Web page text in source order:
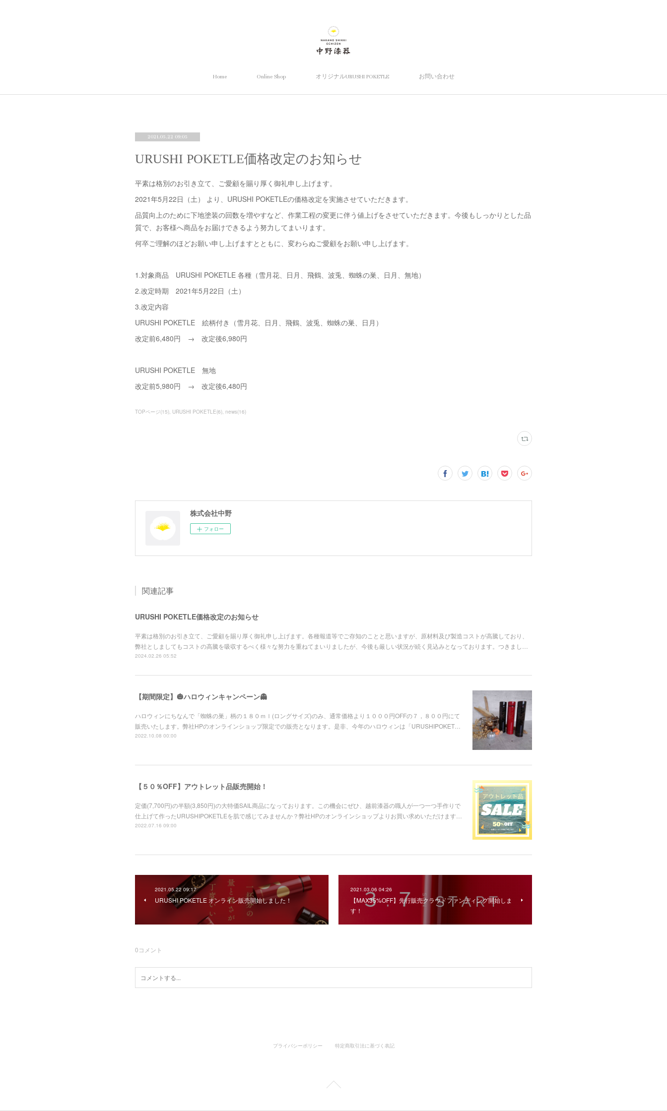
Home Online Shop オリジナルURUSHI POKETLE お問い合わせ
2021.05.22 09:05
URUSHI POKETLE価格改定のお知らせ
平素は格別のお引き立て、ご愛顧を賜り厚く御礼申し上げます。
2021年5月22日（土） より、URUSHI POKETLEの価格改定を実施させていただきます。
品質向上のために下地塗装の回数を増やすなど、作業工程の変更に伴う値上げをさせていただきます。今後もしっかりとした品
質で、お客様へ商品をお届けできるよう努力してまいります。
何卒ご理解のほどお願い申し上げますとともに、変わらぬご愛顧をお願い申し上げます。
1.対象商品 URUSHI POKETLE 各種（雪月花、日月、飛鶴、波兎、蜘蛛の巣、日月、無地）
2.改定時期 2021年5月22日（土）
3.改定内容
URUSHI POKETLE 絵柄付き（雪月花、日月、飛鶴、波兎、蜘蛛の巣、日月）
改定前6,480円 → 改定後6,980円
URUSHI POKETLE 無地
改定前5,980円 → 改定後6,480円
TOPページ(15) URUSHI POKETLE(6) news(16)
株式会社中野
フォロー
関連記事
URUSHI POKETLE価格改定のお知らせ
平素は格別のお引き立て、ご愛顧を賜り厚く御礼申し上げます。各種報道等でご存知のことと思いますが、原材料及び製造コストが高騰しており、
弊社としましてもコストの高騰を吸収するべく様々な努力を重ねてまいりましたが、今後も厳しい状況が続く見込みとなっております。つきまし…
2024.02.26 05:52
【期間限定】🎃ハロウィンキャンペーン👻
ハロウィンにちなんで「蜘蛛の巣」柄の１８０ｍｌ(ロングサイズ)のみ、通常価格より１０００円OFFの７，８００円にて
販売いたします。弊社HPのオンラインショップ限定での販売となります。是非、今年のハロウィンは「URUSHIPOKET…
2022.10.08 00:00
【５０％OFF】アウトレット品販売開始！
定価(7,700円)の半額(3,850円)の大特価SAIL商品になっております。この機会にぜひ、越前漆器の職人が一つ一つ手作りで
仕上げて作ったURUSHIPOKETLEを肌で感じてみませんか？弊社HPのオンラインショップよりお買い求めいただけます…
2022.07.16 09:00
2021.05.22 09:17
URUSHI POKETLE オンライン販売開始しました！
2021.03.06 04:26
【MAX35%OFF】先行販売クラウドファンディング開始しま
す！
0コメント
プライバシーポリシー 特定商取引法に基づく表記